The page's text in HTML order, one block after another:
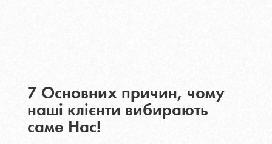
7 Основних причин, чому
наші клієнти вибирають
саме Нас!